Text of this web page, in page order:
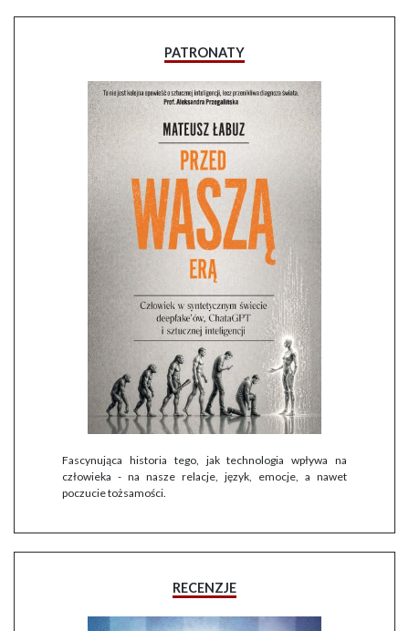
PATRONATY
Fascynująca historia tego, jak technologia wpływa na
człowieka - na nasze relacje, język, emocje, a nawet
poczucie tożsamości.
RECENZJE